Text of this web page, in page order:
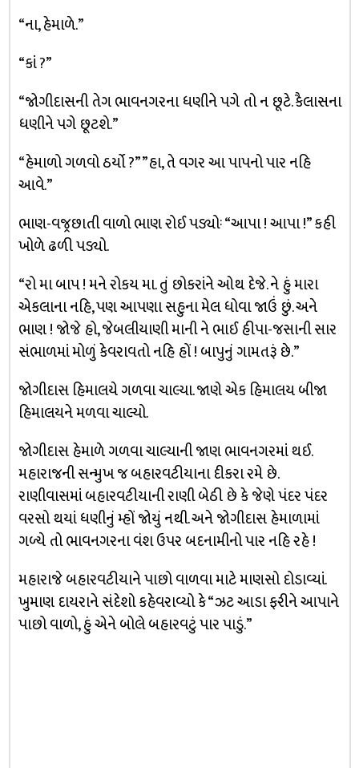
“ના, હેમાળે.”
“કાં ?”
“જોગીદાસની તેગ ભાવનગરના ધણીને પગે તો ન છૂટે. કૈલાસના
ધણીને પગે છૂટશે.”
“હેમાળો ગળવો ઠર્યો ?” ”હા, તે વગર આ પાપનો પાર નહિ
આવે.”
ભાણ-વજ્રછાતી વાળો ભાણ રોઈ પડ્યોઃ “આપા ! આપા !” કહી
ખોળે ઢળી પડ્યો.
“રો મા બાપ ! મને રોકય મા. તું છોકરાંને ઓથ દેજે. ને હું મારા
એકલાના નહિ, પણ આપણા સહુના મેલ ધોવા જાઉં છું. અને
ભાણ ! જોજે હો, જેબલીયાણી માની ને ભાઈ હીપા-જસાની સાર
સંભાળમાં મોળું કેવરાવતો નહિ હોં ! બાપુનું ગામતરૂં છે.”
જોગીદાસ હિમાલયે ગળવા ચાલ્યા. જાણે એક હિમાલય બીજા
હિમાલયને મળવા ચાલ્યો.
જોગીદાસ હેમાળે ગળવા ચાલ્યાની જાણ ભાવનગરમાં થઈ.
મહારાજની સન્મુખ જ બહારવટીયાના દીકરા રમે છે.
રાણીવાસમાં બહારવટીયાની રાણી બેઠી છે કે જેણે પંદર પંદર
વરસો થયાં ધણીનું મ્હોં જોયું નથી. અને જોગીદાસ હેમાળામાં
ગળ્યે તો ભાવનગરના વંશ ઉપર બદનામીનો પાર નહિ રહે !
મહારાજે બહારવટીયાને પાછો વાળવા માટે માણસો દોડાવ્યાં.
ખુમાણ દાયરાને સંદેશો કહેવરાવ્યો કે “ઝટ આડા ફરીને આપાને
પાછો વાળો, હું એને બોલે બહારવટું પાર પાડું.”